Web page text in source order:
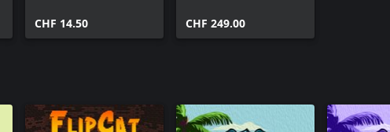
CHF 14.50 CHF 249.00